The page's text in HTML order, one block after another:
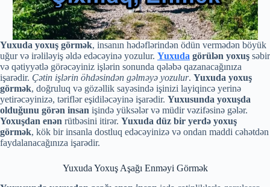
Yuxuda yoxuş görmək, insanın hədəflərindən ödün vermədən böyük
uğur və irəliləyiş əldə edəcəyinə yozulur. Yuxuda görülən yoxuş səbir
və qətiyyətlə görəcəyiniz işlərin sonunda qələbə qazanacağınıza
işarədir. Çətin işlərin öhdəsindən gəlməyə yozulur. Yuxuda yoxuş
görmək, doğruluq və gözəllik sayəsində işinizi layiqincə yerinə
yetirəcəyinizə, təriflər eşidiləcəyinə işarədir. Yuxusunda yoxuşda
olduğunu görən insan işində yüksələr və müdir vəzifəsinə gələr.
Yoxuşdan enən rütbəsini itirər. Yuxuda düz bir yerdə yoxuş
görmək, kök bir insanla dostluq edəcəyinizə və ondan maddi cəhətdən
faydalanacağınıza işarədir.
Yuxuda Yoxuş Aşağı Enməyi Görmək